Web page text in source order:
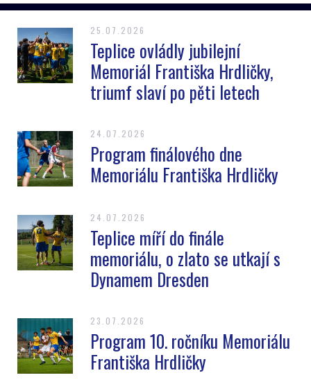
25.07.2026
Teplice ovládly jubilejní
Memoriál Františka Hrdličky,
triumf slaví po pěti letech
24.07.2026
Program finálového dne
Memoriálu Františka Hrdličky
24.07.2026
Teplice míří do finále
memoriálu, o zlato se utkají s
Dynamem Dresden
23.07.2026
Program 10. ročníku Memoriálu
Františka Hrdličky